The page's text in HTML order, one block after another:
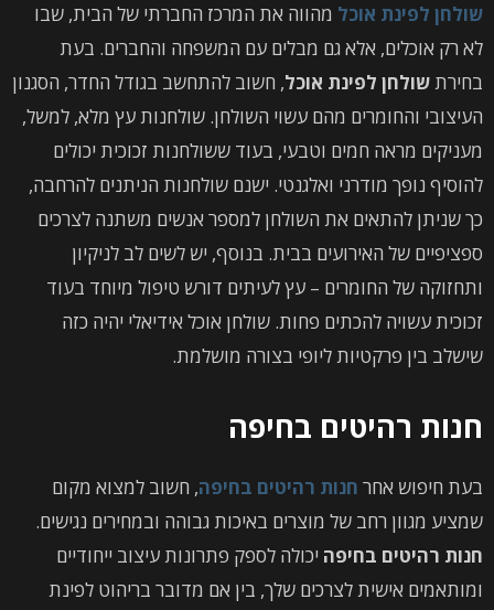
שולחן לפינת אוכל מהווה את המרכז החברתי של הבית, שבו
לא רק אוכלים, אלא גם מבלים עם המשפחה והחברים. בעת
בחירתשולחן לפינת אוכל, חשוב להתחשב בגודל החדר, הסגנון
העיצובי והחומרים מהם עשוי השולחן. שולחנות עץ מלא, למשל,
מעניקים מראה חמים וטבעי, בעוד ששולחנות זכוכית יכולים
להוסיף נופך מודרני ואלגנטי. ישנם שולחנות הניתנים להרחבה,
כך שניתן להתאים את השולחן למספר אנשים משתנה לצרכים
ספציפיים של האירועים בבית. בנוסף, יש לשים לב לניקיון
ותחזוקה של החומרים – עץ לעיתים דורש טיפול מיוחד בעוד
זכוכית עשויה להכתים פחות. שולחן אוכל אידיאלי יהיה כזה
שישלב בין פרקטיות ליופי בצורה מושלמת.
חנות רהיטים בחיפה
בעת חיפוש אחר חנות רהיטים בחיפה, חשוב למצוא מקום
שמציע מגוון רחב של מוצרים באיכות גבוהה ובמחירים נגישים.
חנות רהיטים בחיפה יכולה לספק פתרונות עיצוב ייחודיים
ומותאמים אישית לצרכים שלך, בין אם מדובר בריהוט לפינת